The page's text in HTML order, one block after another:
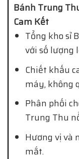
Bánh Trung
Cam Kết
Tổng kho sỉ
với số lượng
Chiết khấu
máy, không
Phân phối
Trung Thu
Hương vị và
mắt.